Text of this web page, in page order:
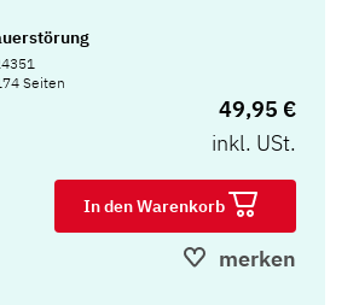
Seiten
49,95 €
inkl. USt.
In den Warenkorb
merken